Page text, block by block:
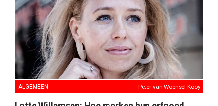
ALGEMEEN Peter van Woensel Kooy